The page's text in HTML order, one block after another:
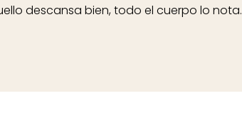
descansa bien, todo el cuerpo lo nota.